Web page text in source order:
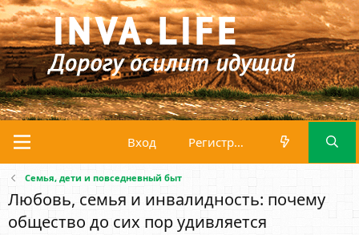
Вход Регистрация
Семья, дети и повседневный быт
Любовь, семья и инвалидность: почему
общество до сих пор удивляется